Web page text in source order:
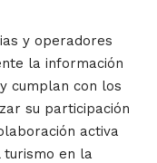
y operadores
la información
cumplan con los
su participación
activa
en la